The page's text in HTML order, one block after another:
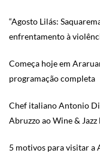
“Agosto Lilás:
enfrentamento à
Começa hoje em
programação completa
Chef italiano Antonio
Abruzzo ao Wine &
5 motivos para visitar a